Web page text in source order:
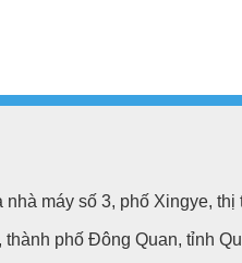
nhà máy số 3, phố Xingye,
thành phố Đông Quan, tỉnh